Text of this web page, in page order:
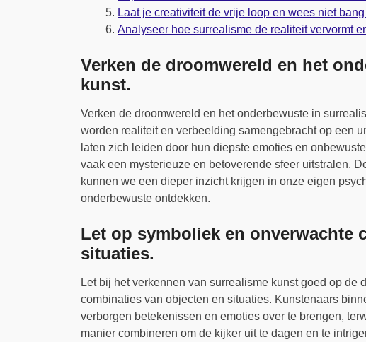
Laat je creativiteit de vrije loop en wees niet
Analyseer hoe surrealisme de realiteit vervormt
Verken de droomwereld en het
kunst.
Verken de droomwereld en het onderbewuste in
worden realiteit en verbeelding samengebracht op een
laten zich leiden door hun diepste emoties en
vaak een mysterieuze en betoverende sfeer uitstralen.
kunnen we een dieper inzicht krijgen in onze eigen
onderbewuste ontdekken.
Let op symboliek en onverwachte
situaties.
Let bij het verkennen van surrealisme kunst goed op
combinaties van objecten en situaties. Kunstenaars
verborgen betekenissen en emoties over te brengen,
manier combineren om de kijker uit te dagen en te